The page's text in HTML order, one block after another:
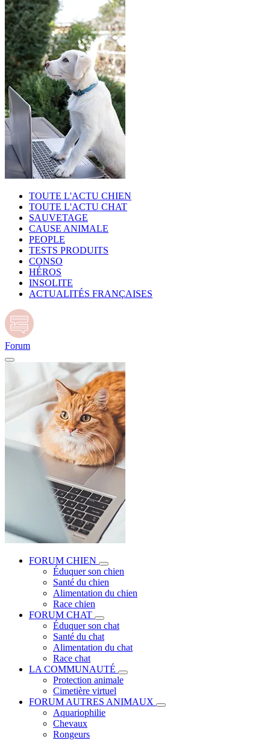
TOUTE L'ACTU CHIEN
TOUTE L'ACTU CHAT
SAUVETAGE
CAUSE ANIMALE
PEOPLE
TESTS PRODUITS
CONSO
HÉROS
INSOLITE
ACTUALITÉS FRANÇAISES
Forum
FORUM CHIEN
Éduquer son chien
Santé du chien
Alimentation du chien
Race chien
FORUM CHAT
Éduquer son chat
Santé du chat
Alimentation du chat
Race chat
LA COMMUNAUTÉ
Protection animale
Cimetière virtuel
FORUM AUTRES ANIMAUX
Aquariophilie
Chevaux
Rongeurs